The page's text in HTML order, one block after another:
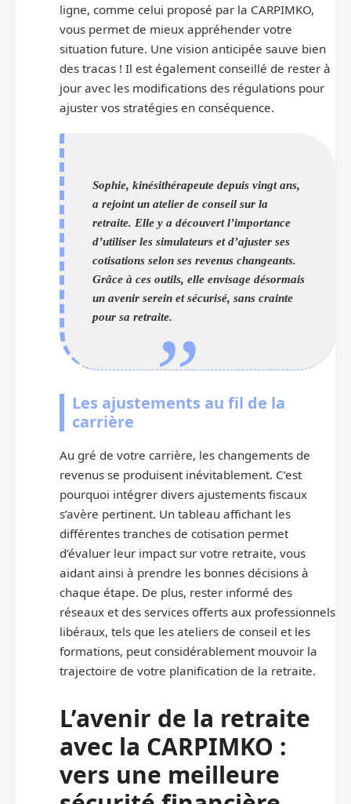
ligne, comme celui proposé par la CARPIMKO,
vous permet de mieux appréhender votre
situation future. Une vision anticipée sauve bien
des tracas ! Il est également conseillé de rester à
jour avec les modifications des régulations pour
ajuster vos stratégies en conséquence.
Sophie, kinésithérapeute depuis vingt ans,
a rejoint un atelier de conseil sur la
retraite. Elle y a découvert l’importance
d’utiliser les simulateurs et d’ajuster ses
cotisations selon ses revenus changeants.
Grâce à ces outils, elle envisage désormais
un avenir serein et sécurisé, sans crainte
pour sa retraite.
Les ajustements au fil de la
carrière
Au gré de votre carrière, les changements de
revenus se produisent inévitablement. C’est
pourquoi intégrer divers ajustements fiscaux
s’avère pertinent. Un tableau affichant les
différentes tranches de cotisation permet
d’évaluer leur impact sur votre retraite, vous
aidant ainsi à prendre les bonnes décisions à
chaque étape. De plus, rester informé des
réseaux et des services offerts aux professionnels
libéraux, tels que les ateliers de conseil et les
formations, peut considérablement mouvoir la
trajectoire de votre planification de la retraite.
L’avenir de la retraite
avec la CARPIMKO :
vers une meilleure